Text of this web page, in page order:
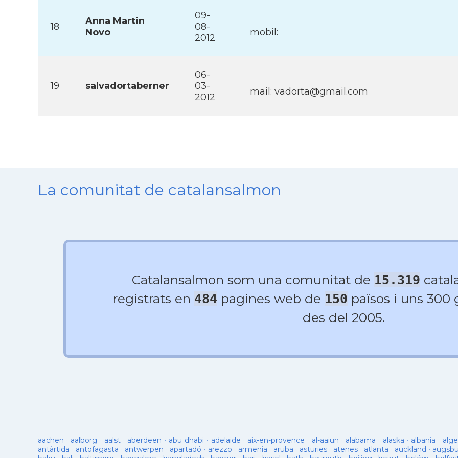
18
Anna Martin
Novo
09-
08-
2012
mobil:
19 salvadortaberner
06-
03-
2012
mail: vadorta@gmail.com
La comunitat de catalansalmon
Catalansalmon som una comunitat de 15.319
registrats en 484 pagines web de 150 països i uns 300
des del 2005.
aachen · aalborg · aalst· aberdeen · abu dhabi · adelaide · aix-en-provence · al-aaiun · alabama · alaska · albania ·
antàrtida · antofagasta · antwerpen · apartadó · arezzo · armenia · aruba · asturies· atenes · atlanta · auckland ·